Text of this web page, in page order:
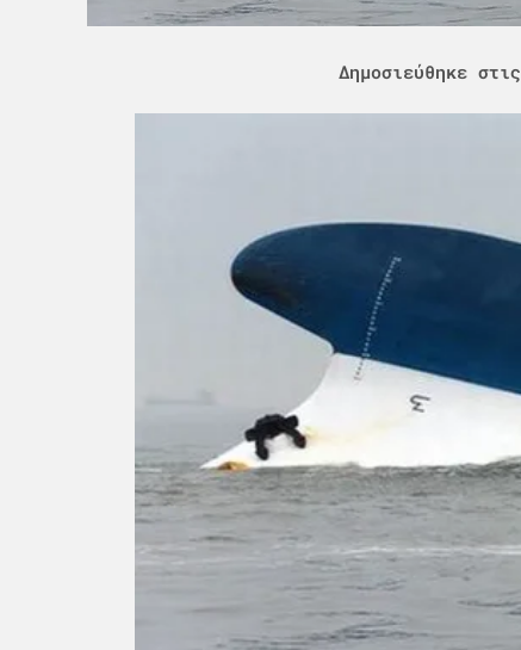
Δημοσιεύθηκε στις